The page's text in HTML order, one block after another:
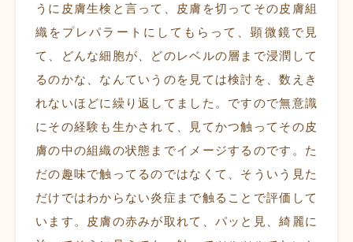
うに皮膚生検と言って、皮膚を切ってその皮膚組
織をプレパラートにしてもらって、顕微鏡で見
て、どんな細胞が、どのレベルの層まで浸潤して
るのかな、なんていうのを見ては検討を、数えき
れないほどに繰り返してました。ですので無意識
にその経験も生かされて、見てかつ触ってその皮
膚の中の組織の状態までイメージするのです。た
だの趣味で触ってるのではなくて、そういう見た
だけではわからない炎症まで触ることで評価して
います。皮膚の赤みが取れて、パッと見、綺麗に